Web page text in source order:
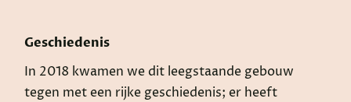
Geschiedenis
In 2018 kwamen we dit leegstaande gebouw
tegen met een rijke geschiedenis; er heeft